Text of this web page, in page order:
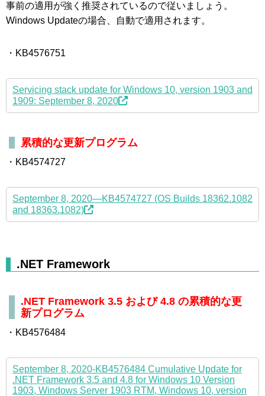
事前の適用が強く推奨されているので従いましょう。
Windows Updateの場合、自動で適用されます。
・KB4576751
Servicing stack update for Windows 10, version 1903 and
1909: September 8, 2020
累積的な更新プログラム
・KB4574727
September 8, 2020—KB4574727 (OS Builds 18362.1082
and 18363.1082)
.NET Framework
.NET Framework 3.5 および 4.8 の累積的な更
新プログラム
・KB4576484
September 8, 2020-KB4576484 Cumulative Update for
.NET Framework 3.5 and 4.8 for Windows 10 Version
1903, Windows Server 1903 RTM, Windows 10, version